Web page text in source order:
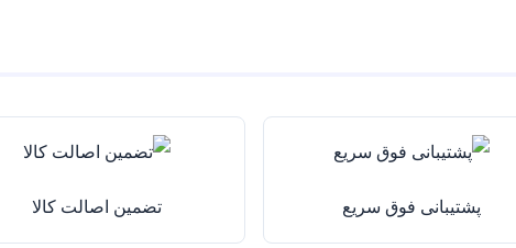
پشتیبانی فوق سریع تضمین اصالت کالا